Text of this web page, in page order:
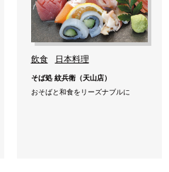
飲食 日本料理
そば処 紋兵衛（天山店）
おそばと和食をリーズナブルに